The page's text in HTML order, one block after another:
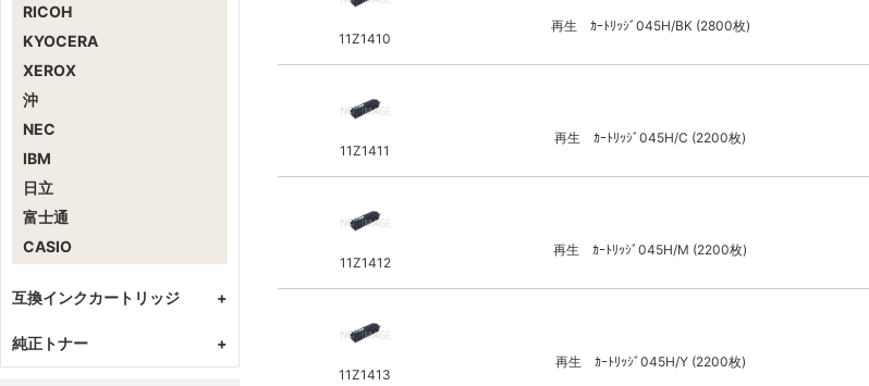
MAX
EARTH MAN (高儀)
藤原産業(E-Value)
東芝
スナップオン
HOME TOOL (ナカトミ産業)
RICOH
KYOCERA
XEROX
沖
NEC
IBM
日立
富士通
CASIO
互換インクカートリッジ +
CANON
EPSON
純正トナー +
11Z1410
再生 ｶｰﾄﾘｯｼﾞ045H/BK (2800枚)
11Z1411
再生 ｶｰﾄﾘｯｼﾞ045H/C (2200枚)
11Z1412
再生 ｶｰﾄﾘｯｼﾞ045H/M (2200枚)
11Z1413
再生 ｶｰﾄﾘｯｼﾞ045H/Y (2200枚)